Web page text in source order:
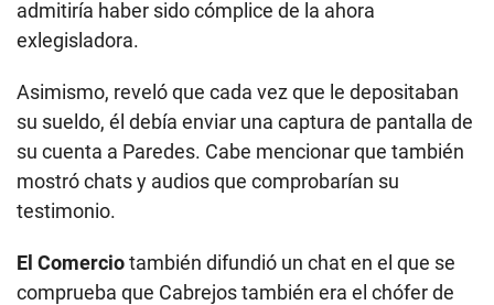
admitiría haber sido cómplice de la ahora
exlegisladora.
Asimismo, reveló que cada vez que le depositaban
su sueldo, él debía enviar una captura de pantalla de
su cuenta a Paredes. Cabe mencionar que también
mostró chats y audios que comprobarían su
testimonio.
El Comerciotambién difundió un chat en el que se
comprueba que Cabrejos también era el chófer de